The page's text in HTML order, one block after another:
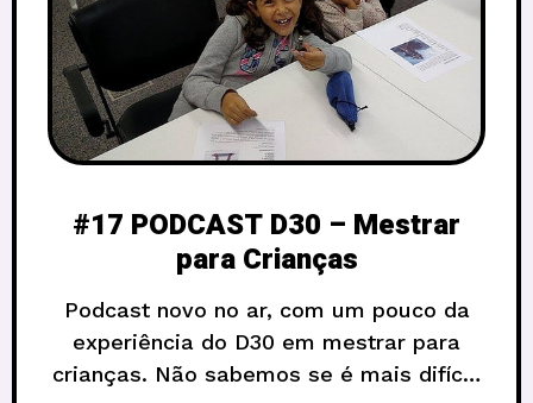
#17 PODCAST D30 – Mestrar
para Crianças
Podcast novo no ar, com um pouco da
experiência do D30 em mestrar para
crianças. Não sabemos se é mais difícil,